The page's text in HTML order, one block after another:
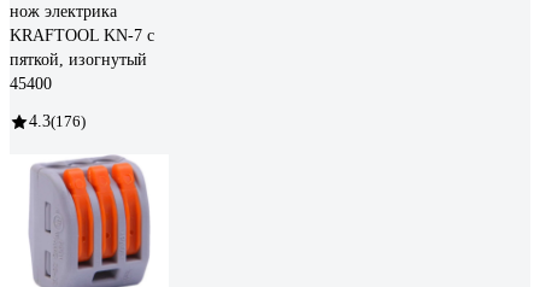
нож электрика
KRAFTOOL KN-7 с
пяткой, изогнутый
45400
4.3(176)